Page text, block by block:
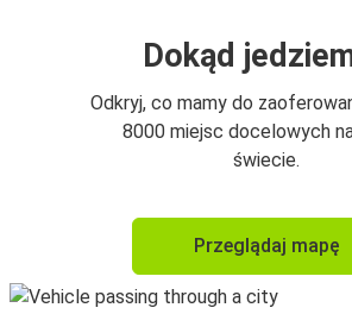
Dokąd
Odkryj, co mamy do
8000 miejsc docelowych
świecie.
Przeglądaj mapę